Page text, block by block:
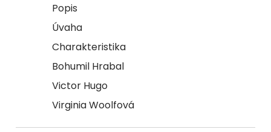
Popis
Úvaha
Charakteristika
Bohumil Hrabal
Victor Hugo
Virginia Woolfová